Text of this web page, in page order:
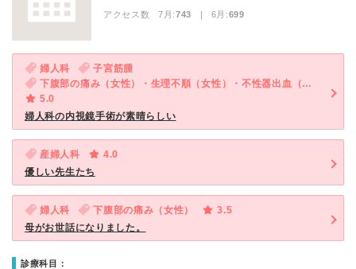
アクセス数 7月:743 | 6月:699
婦人科
子宮筋腫
下腹部の痛み（女性）・生理不順（女性）・不性器出血（女性）
5.0
婦人科の内視鏡手術が素晴らしい
産婦人科
4.0
優しい先生たち
婦人科 下腹部の痛み（女性）
3.5
母がお世話になりました。
診療科目：